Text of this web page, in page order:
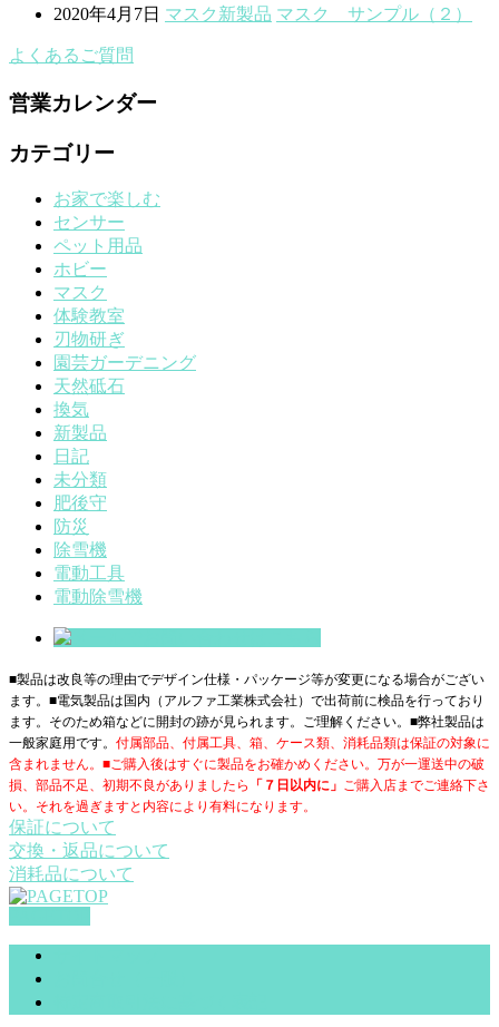
2020年4月7日 マスク 新製品 マスク サンプル（２）
よくあるご質問
営業カレンダー
カテゴリー
お家で楽しむ
センサー
ペット用品
ホビー
マスク
体験教室
刃物研ぎ
園芸ガーデニング
天然砥石
換気
新製品
日記
未分類
肥後守
防災
除雪機
電動工具
電動除雪機
■製品は改良等の理由でデザイン仕様・パッケージ等が変更になる場合がござい
ます。■電気製品は国内（アルファ工業株式会社）で出荷前に検品を行っており
ます。そのため箱などに開封の跡が見られます。ご理解ください。■弊社製品は
一般家庭用です。 付属部品、付属工具、箱、ケース類、消耗品類は保証の対象に
含まれません。■ご購入後はすぐに製品をお確かめください。万が一運送中の破
損、部品不足、初期不良がありましたら
「７日以内に」 ご購入店までご連絡下さ
い。それを過ぎますと内容により有料になります。
保証について
交換・返品について
消耗品について